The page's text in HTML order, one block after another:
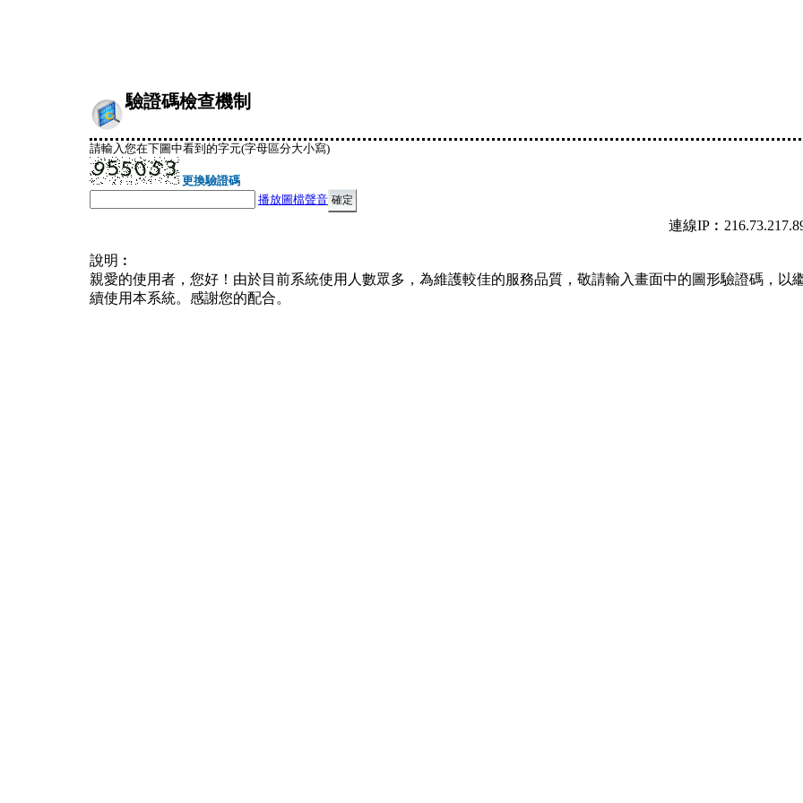
驗證碼檢查機制
請輸入您在下圖中看到的字元(字母區分大小寫)
更換驗證碼
播放圖檔聲音
連線
說明︰
親愛的使用者，您好！由於目前系統使用人數眾多，為維護較佳的服務品質，敬請輸入畫面中的圖形驗證碼，以
續使用本系統。感謝您的配合。